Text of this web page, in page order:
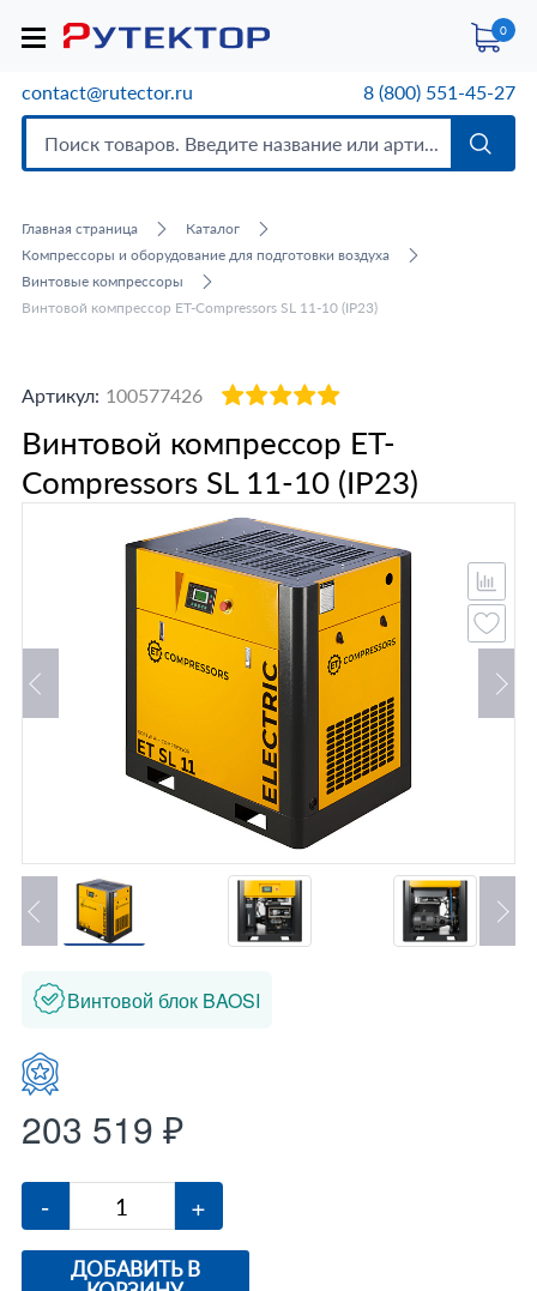
0
contact@rutector.ru 8 (800) 551-45-27
Главная страница
Каталог
Компрессоры и оборудование для подготовки воздуха
Винтовые компрессоры
Винтовой компрессор ET-Compressors SL 11-10 (IP23)
Артикул: 100577426
Винтовой компрессор ET-
Compressors SL 11-10 (IP23)
Винтовой блок BAOSI
203 519 ₽
- +
ДОБАВИТЬ В